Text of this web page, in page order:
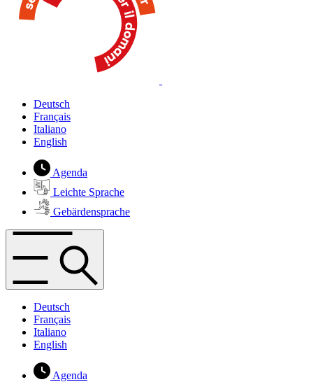
Deutsch
Français
Italiano
English
Agenda
Leichte Sprache
Gebärdensprache
Deutsch
Français
Italiano
English
Agenda